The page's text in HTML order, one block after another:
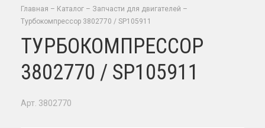
Главная – Каталог – Запчасти для двигателей –
Турбокомпрессор 3802770 / SP105911
ТУРБОКОМПРЕССОР
3802770 / SP105911
Арт. 3802770